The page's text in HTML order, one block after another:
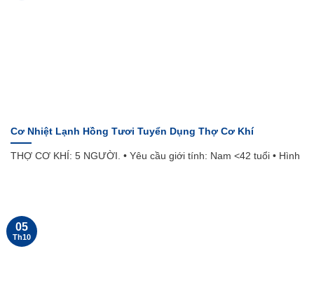
Cơ Nhiệt Lạnh Hồng Tươi Tuyển Dụng Thợ Cơ Khí
THỢ CƠ KHÍ: 5 NGƯỜI. • Yêu cầu giới tính: Nam <42 tuổi • Hình
05
Th10